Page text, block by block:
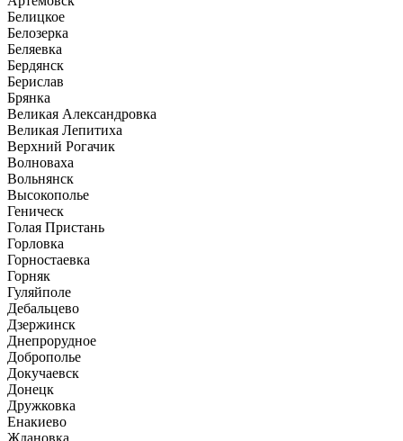
Белицкое
Белозерка
Беляевка
Бердянск
Берислав
Брянка
Великая Александровка
Великая Лепитиха
Верхний Рогачик
Волноваха
Вольнянск
Высокополье
Геническ
Голая Пристань
Горловка
Горностаевка
Горняк
Гуляйполе
Дебальцево
Дзержинск
Днепрорудное
Доброполье
Докучаевск
Донецк
Дружковка
Енакиево
Ждановка